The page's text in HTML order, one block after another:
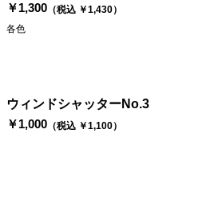
￥1,300 （税込 ￥1,430）
各色
ウィンドシャッターNo.3
￥1,000 （税込 ￥1,100）